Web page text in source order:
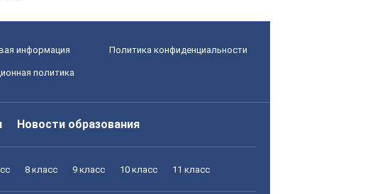
информация Политика конфиденциальности
политика
Новости образования
8 класс 9 класс 10 класс 11 класс